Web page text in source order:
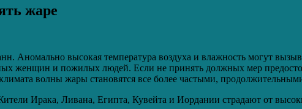
жаре
Аномально высокая температура воздуха и влажность могут
женщин и пожилых людей. Если не принять должных мер
волны жары становятся все более частыми,
Ирака, Ливана, Египта, Кувейта и Иордании страдают от